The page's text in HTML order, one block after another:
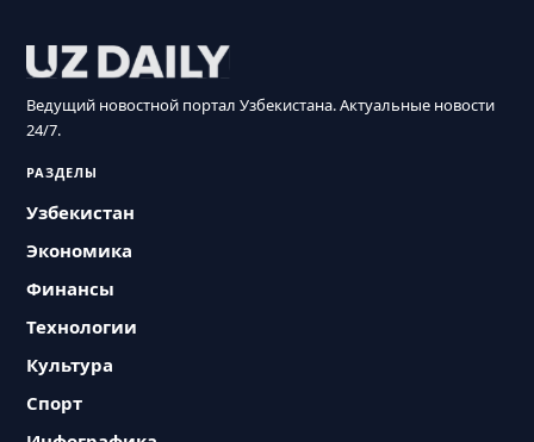
Ведущий новостной портал Узбекистана. Актуальные новости
24/7.
РАЗДЕЛЫ
Узбекистан
Экономика
Финансы
Технологии
Культура
Спорт